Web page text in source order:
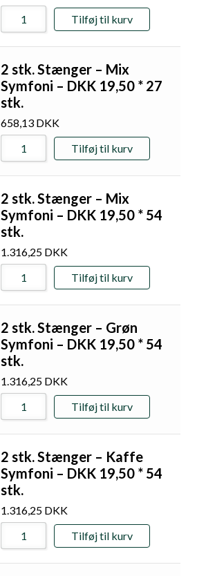
Tilføj til kurv
2 stk. Stænger – Mix
Symfoni – DKK 19,50 * 27
stk.
658,13 DKK
Tilføj til kurv
2 stk. Stænger – Mix
Symfoni – DKK 19,50 * 54
stk.
1.316,25 DKK
Tilføj til kurv
2 stk. Stænger – Grøn
Symfoni – DKK 19,50 * 54
stk.
1.316,25 DKK
Tilføj til kurv
2 stk. Stænger – Kaffe
Symfoni – DKK 19,50 * 54
stk.
1.316,25 DKK
Tilføj til kurv